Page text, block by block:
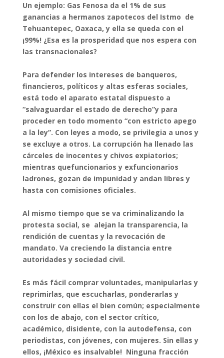
Un ejemplo: Gas Fenosa da el 1% de sus
ganancias a hermanos zapotecos del Istmo de
Tehuantepec, Oaxaca, y ella se queda con el
¡99%! ¿Esa es la prosperidad que nos espera con
las transnacionales?
Para defender los intereses de banqueros,
financieros, políticos y altas esferas sociales,
está todo el aparato estatal dispuesto a
“salvaguardar el estado de derecho”y para
proceder en todo momento “con estricto apego
a la ley”. Con leyes a modo, se privilegia a unos y
se excluye a otros. La corrupción ha llenado las
cárceles de inocentes y chivos expiatorios;
mientras quefuncionarios y exfuncionarios
ladrones, gozan de impunidad y andan libres y
hasta con comisiones oficiales.
Al mismo tiempo que se va criminalizando la
protesta social, se alejan la transparencia, la
rendición de cuentas y la revocación de
mandato. Va creciendo la distancia entre
autoridades y sociedad civil.
Es más fácil comprar voluntades, manipularlas y
reprimirlas, que escucharlas, ponderarlas y
construir con ellas el bien común; especialmente
con los de abajo, con el sector crítico,
académico, disidente, con la autodefensa, con
periodistas, con jóvenes, con mujeres. Sin ellas y
ellos, ¡México es insalvable! Ninguna fracción